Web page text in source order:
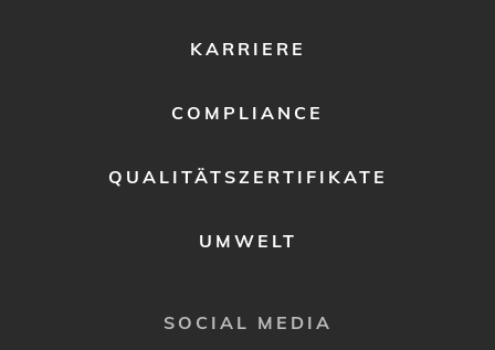
KARRIERE
COMPLIANCE
QUALITÄTSZERTIFIKATE
UMWELT
SOCIAL MEDIA